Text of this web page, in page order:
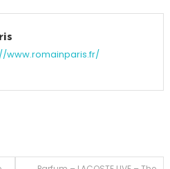
www.romainparis.fr/